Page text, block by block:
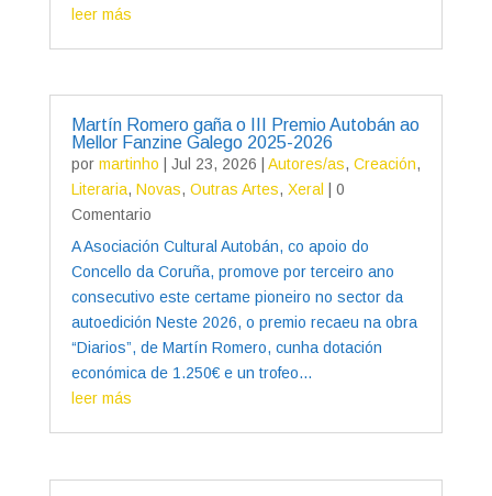
leer más
Martín Romero gaña o III Premio Autobán ao
Mellor Fanzine Galego 2025-2026
por martinho Jul 23, 2026 Autores/as, Creación,
Literaria, Novas, Outras Artes, Xeral
| 0
Comentario
A Asociación Cultural Autobán, co apoio do
Concello da Coruña, promove por terceiro ano
consecutivo este certame pioneiro no sector da
autoedición Neste 2026, o premio recaeu na obra
“Diarios”, de Martín Romero, cunha dotación
económica de 1.250€ e un trofeo...
leer más